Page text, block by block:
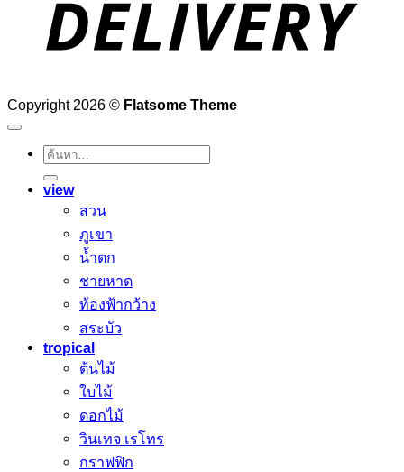
Copyright 2026 © Flatsome Theme
ค้นหา:
view
สวน
ภูเขา
น้ำตก
ชายหาด
ท้องฟ้ากว้าง
สระบัว
tropical
ต้นไม้
ใบไม้
ดอกไม้
วินเทจ เรโทร
กราฟฟิก